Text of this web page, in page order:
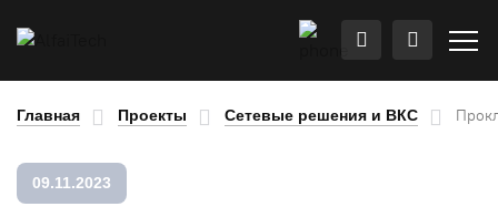
Главная Проекты Сетевые решения и ВКС
09.11.2023